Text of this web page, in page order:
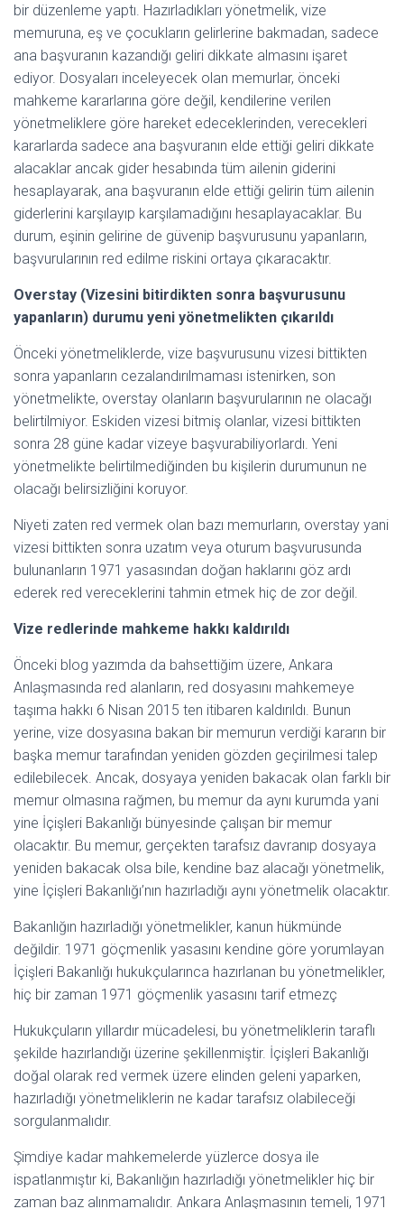
bir düzenleme yaptı. Hazırladıkları yönetmelik, vize
memuruna, eş ve çocukların gelirlerine bakmadan, sadece
ana başvuranın kazandığı geliri dikkate almasını işaret
ediyor. Dosyaları inceleyecek olan memurlar, önceki
mahkeme kararlarına göre değil, kendilerine verilen
yönetmeliklere göre hareket edeceklerinden, verecekleri
kararlarda sadece ana başvuranın elde ettiği geliri dikkate
alacaklar ancak gider hesabında tüm ailenin giderini
hesaplayarak, ana başvuranın elde ettiği gelirin tüm ailenin
giderlerini karşılayıp karşılamadığını hesaplayacaklar. Bu
durum, eşinin gelirine de güvenip başvurusunu yapanların,
başvurularının red edilme riskini ortaya çıkaracaktır.
Overstay (Vizesini bitirdikten sonra başvurusunu
yapanların) durumu yeni yönetmelikten çıkarıldı
Önceki yönetmeliklerde, vize başvurusunu vizesi bittikten
sonra yapanların cezalandırılmaması istenirken, son
yönetmelikte, overstay olanların başvurularının ne olacağı
belirtilmiyor. Eskiden vizesi bitmiş olanlar, vizesi bittikten
sonra 28 güne kadar vizeye başvurabiliyorlardı. Yeni
yönetmelikte belirtilmediğinden bu kişilerin durumunun ne
olacağı belirsizliğini koruyor.
Niyeti zaten red vermek olan bazı memurların, overstay yani
vizesi bittikten sonra uzatım veya oturum başvurusunda
bulunanların 1971 yasasından doğan haklarını göz ardı
ederek red vereceklerini tahmin etmek hiç de zor değil.
Vize redlerinde mahkeme hakkı kaldırıldı
Önceki blog yazımda da bahsettiğim üzere, Ankara
Anlaşmasında red alanların, red dosyasını mahkemeye
taşıma hakkı 6 Nisan 2015 ten itibaren kaldırıldı. Bunun
yerine, vize dosyasına bakan bir memurun verdiği kararın bir
başka memur tarafından yeniden gözden geçirilmesi talep
edilebilecek. Ancak, dosyaya yeniden bakacak olan farklı bir
memur olmasına rağmen, bu memur da aynı kurumda yani
yine İçişleri Bakanlığı bünyesinde çalışan bir memur
olacaktır. Bu memur, gerçekten tarafsız davranıp dosyaya
yeniden bakacak olsa bile, kendine baz alacağı yönetmelik,
yine İçişleri Bakanlığı’nın hazırladığı aynı yönetmelik olacaktır.
Bakanlığın hazırladığı yönetmelikler, kanun hükmünde
değildir. 1971 göçmenlik yasasını kendine göre yorumlayan
İçişleri Bakanlığı hukukçularınca hazırlanan bu yönetmelikler,
hiç bir zaman 1971 göçmenlik yasasını tarif etmezç
Hukukçuların yıllardır mücadelesi, bu yönetmeliklerin taraflı
şekilde hazırlandığı üzerine şekillenmiştir. İçişleri Bakanlığı
doğal olarak red vermek üzere elinden geleni yaparken,
hazırladığı yönetmeliklerin ne kadar tarafsız olabileceği
sorgulanmalıdır.
Şimdiye kadar mahkemelerde yüzlerce dosya ile
ispatlanmıştır ki, Bakanlığın hazırladığı yönetmelikler hiç bir
zaman baz alınmamalıdır. Ankara Anlaşmasının temeli, 1971